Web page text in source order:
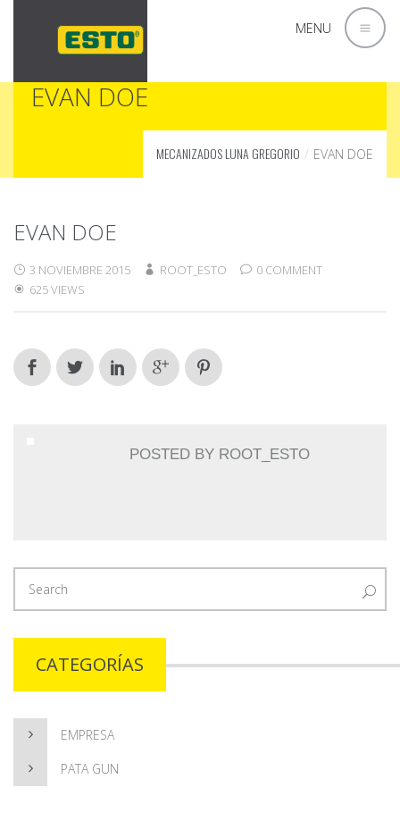
MENU
EVAN DOE
MECANIZADOS LUNA GREGORIO EVAN DOE
EVAN DOE
3 NOVIEMBRE 2015 ROOT_ESTO
0 COMMENT
625 VIEWS
POSTED BY ROOT_ESTO
CATEGORÍAS
EMPRESA
PATA GUN